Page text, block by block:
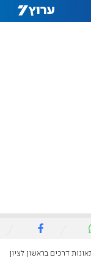
דרכים בראשון לציון